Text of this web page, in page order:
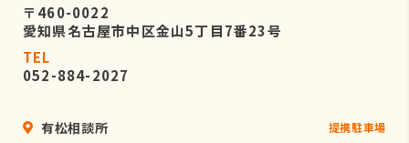
〒460-0022
愛知県名古屋市中区金山5丁目7番23号
TEL
052-884-2027
有松相談所 提携駐車場